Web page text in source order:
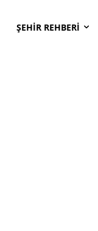
ŞEHİR REHBERİ